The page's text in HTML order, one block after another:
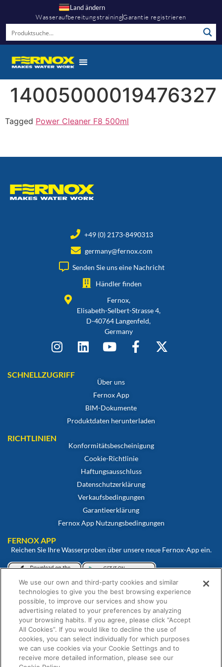
Land ändern
WasseraufbereitungstrainingGarantie registrieren
14005000019476327
Tagged Power Cleaner F8 500ml
+49 (0) 2173-8490313
germany@fernox.com
Senden Sie uns eine Nachricht
Händler finden
Fernox,
Elisabeth-Selbert-Strasse 4,
D-40764 Langenfeld,
Germany
SCHNELLZUGRIFF
Über uns
Fernox App
BIM-Dokumente
Produktdaten herunterladen
RICHTLINIEN
Konformitätsbescheinigung
Cookie-Richtlinie
Haftungsausschluss
Datenschutzerklärung
Verkaufsbedingungen
Garantieerklärung
Fernox App Nutzungsbedingungen
FERNOX APP
Reichen Sie Ihre Wasserproben über unsere neue Fernox-App ein.
Betrachten und überwachen Sie Ihre Proben über unser Fernox-
Webportal.
We use our own and third-party cookies and similar
technologies to give you the best browsing experience
possible, to improve our services and show you
advertising related to your preferences by analyzing
your browsing habits. If you agree, please click “Accept
All Cookies”. If you would like to decline the use of
cookies, you can select individually for which purposes
we can use cookies via your Cookie Settings and to
receive more detailed information, please see our